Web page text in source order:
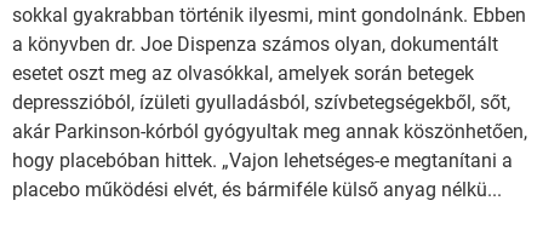
sokkal gyakrabban történik ilyesmi, mint gondolnánk. Ebben
a könyvben dr. Joe Dispenza számos olyan, dokumentált
esetet oszt meg az olvasókkal, amelyek során betegek
depresszióból, ízületi gyulladásból, szívbetegségekből, sőt,
akár Parkinson-kórból gyógyultak meg annak köszönhetően,
hogy placebóban hittek. „Vajon lehetséges-e megtanítani a
placebo működési elvét, és bármiféle külső anyag nélkü...